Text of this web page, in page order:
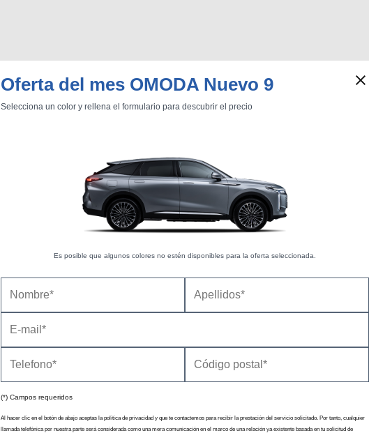
Oferta del mes OMODA Nuevo 9
Selecciona un color y rellena el formulario para descubrir el precio
Es posible que algunos colores no estén disponibles para la oferta seleccionada.
(*) Campos requeridos
Al hacer clic en el botón de abajo aceptas la política de privacidad y que te contactemos para recibir la prestación del servicio solicitado. Por tanto, cualquier
llamada telefónica por nuestra parte será considerada como una mera comunicación en el marco de una relación ya existente basada en tu solicitud de